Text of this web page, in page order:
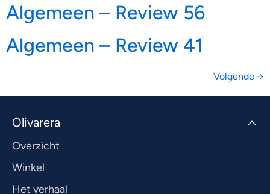
Algemeen – Review 56
Algemeen – Review 41
Volgende →
Olivarera
Overzicht
Winkel
Het verhaal